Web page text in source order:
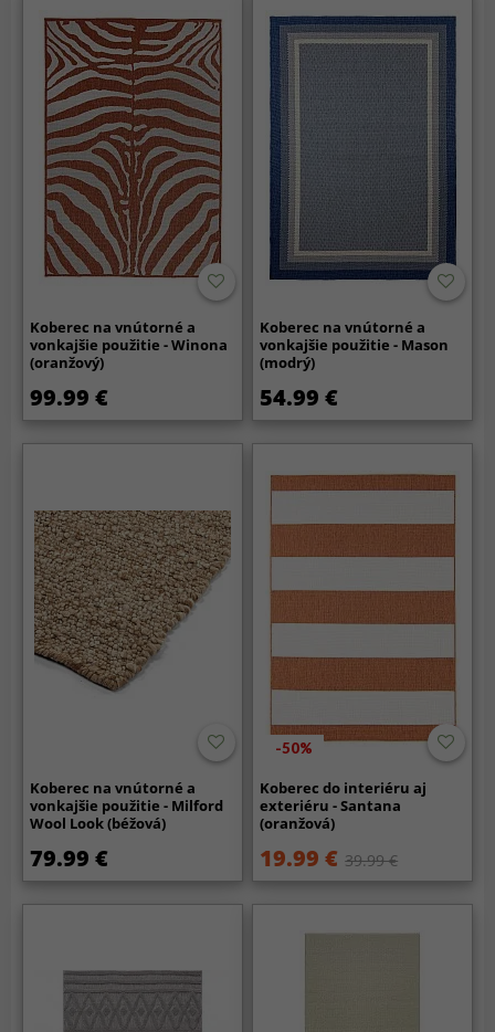
Koberec na vnútorné a
vonkajšie použitie - Winona
(oranžový)
99.99 €
Koberec na vnútorné a
vonkajšie použitie - Mason
(modrý)
54.99 €
Koberec na vnútorné a
vonkajšie použitie - Milford
Wool Look (béžová)
79.99 €
-50%
Koberec do interiéru aj
exteriéru - Santana
(oranžová)
19.99 € 39.99 €